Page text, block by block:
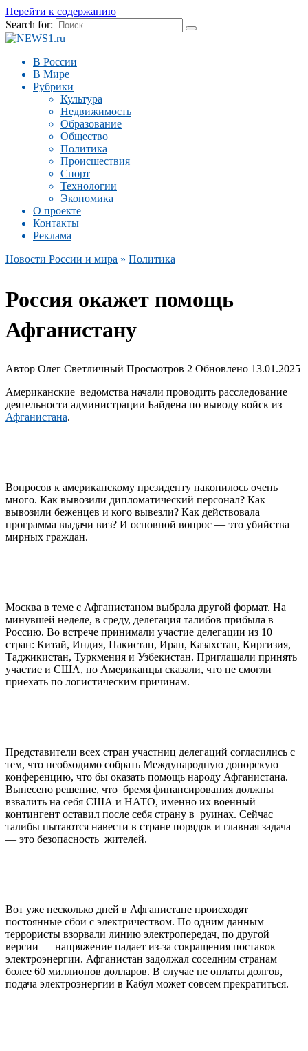
Перейти к содержанию
Search for:
В России
В Мире
Рубрики
Культура
Недвижимость
Образование
Общество
Политика
Происшествия
Спорт
Технологии
Экономика
О проекте
Контакты
Реклама
Новости России и мира » Политика
Россия окажет помощь
Афганистану
Автор Олег Светличный Просмотров 2 Обновлено 13.01.2025
Американские ведомства начали проводить расследование
деятельности администрации Байдена по выводу войск из
Афганистана.
Вопросов к американскому президенту накопилось очень
много. Как вывозили дипломатический персонал? Как
вывозили беженцев и кого вывезли? Как действовала
программа выдачи виз? И основной вопрос — это убийства
мирных граждан.
Москва в теме с Афганистаном выбрала другой формат. На
минувшей неделе, в среду, делегация талибов прибыла в
Россию. Во встрече принимали участие делегации из 10
стран: Китай, Индия, Пакистан, Иран, Казахстан, Киргизия,
Таджикистан, Туркмения и Узбекистан. Приглашали принять
участие и США, но Американцы сказали, что не смогли
приехать по логистическим причинам.
Представители всех стран участниц делегаций согласились с
тем, что необходимо собрать Международную донорскую
конференцию, что бы оказать помощь народу Афганистана.
Вынесено решение, что бремя финансирования должны
взвалить на себя США и НАТО, именно их военный
контингент оставил после себя страну в руинах. Сейчас
талибы пытаются навести в стране порядок и главная задача
— это безопасность жителей.
Вот уже несколько дней в Афганистане происходят
постоянные сбои с электричеством. По одним данным
террористы взорвали линию электропередач, по другой
версии — напряжение падает из-за сокращения поставок
электроэнергии. Афганистан задолжал соседним странам
более 60 миллионов долларов. В случае не оплаты долгов,
подача электроэнергии в Кабул может совсем прекратиться.